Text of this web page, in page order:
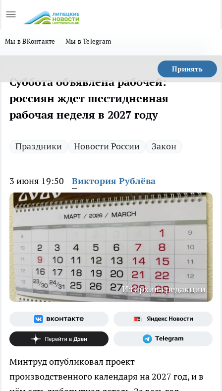
Мы в ВКонтакте Мы в Telegram
Принять
Суббота объявлена рабочей:
россиян ждет шестидневная
рабочая неделя в 2027 году
Праздники Новости России Закон
3 июня 19:50 Виктория Рублёва
Из архива редакции
Минтруд опубликовал проект
производственного календаря на 2027 год, и в